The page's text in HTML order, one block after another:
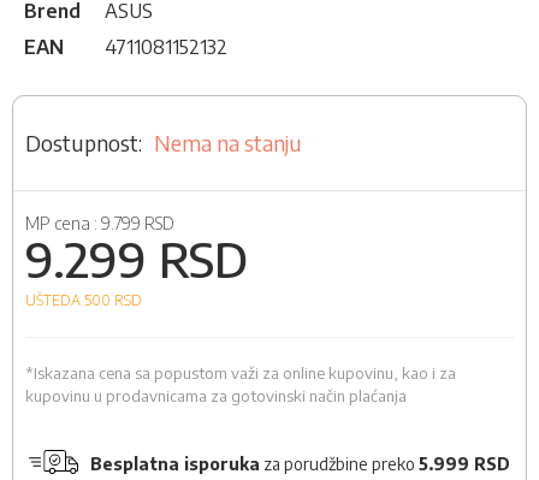
Brend
ASUS
EAN
4711081152132
Nema na stanju
MP cena : 9.799 RSD
9.299 RSD
UŠTEDA 500 RSD
*Iskazana cena sa popustom važi za online kupovinu, kao i za
kupovinu u prodavnicama za gotovinski način plaćanja
Besplatna isporuka za porudžbine preko 5.999 RSD